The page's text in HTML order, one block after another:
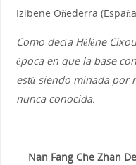
Izibene Oñederra
Como decía Hélène
época en que la base
está siendo minada por
nunca conocida.
Nan Fang Che Zhan